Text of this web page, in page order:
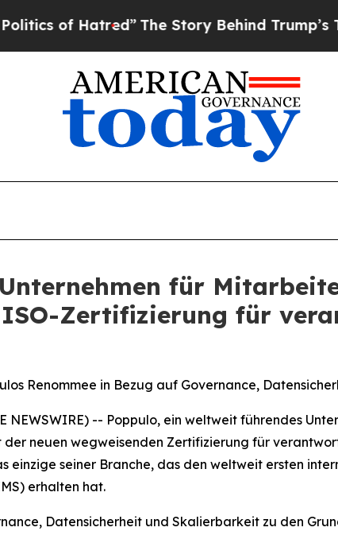
Hatred” The Story Behind Trump’s
für
Zertifizierung für
Renommee in Bezug auf Governance,
NEWSWIRE) -- Poppulo, ein weltweit führendes
neuen wegweisenden Zertifizierung für
einzige seiner Branche, das den weltweit ersten
erhalten hat.
Datensicherheit und Skalierbarkeit zu den